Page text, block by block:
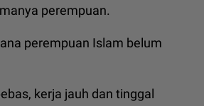
perempuan.
perempuan Islam belum
kerja jauh dan tinggal